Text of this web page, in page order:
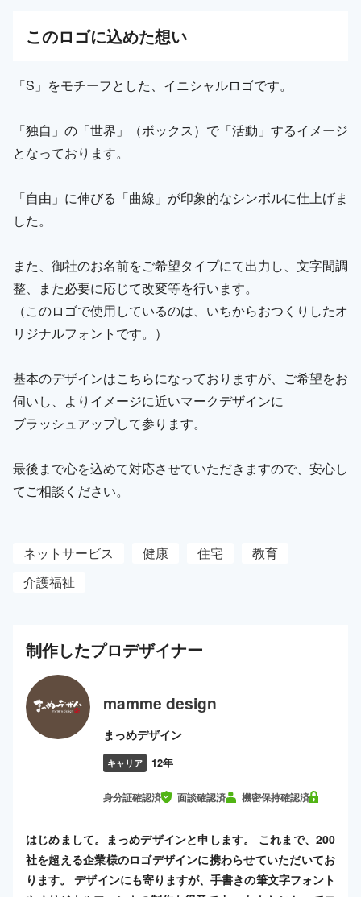
このロゴに込めた想い
「S」をモチーフとした、イニシャルロゴです。
「独自」の「世界」（ボックス）で「活動」するイメージ
となっております。
「自由」に伸びる「曲線」が印象的なシンボルに仕上げま
した。
また、御社のお名前をご希望タイプにて出力し、文字間調
整、また必要に応じて改変等を行います。
（このロゴで使用しているのは、いちからおつくりしたオ
リジナルフォントです。）
基本のデザインはこちらになっておりますが、ご希望をお
伺いし、よりイメージに近いマークデザインに
ブラッシュアップして参ります。
最後まで心を込めて対応させていただきますので、安心し
てご相談ください。
ネットサービス 健康 住宅
教育
介護福祉
制作したプロデザイナー
mamme design
まっめデザイン
キャリア 12年
身分証確認済 面談確認済 機密保持確認済
はじめまして。まっめデザインと申します。 これまで、200
社を超える企業様のロゴデザインに携わらせていただいてお
ります。 デザインにも寄りますが、手書きの筆文字フォント